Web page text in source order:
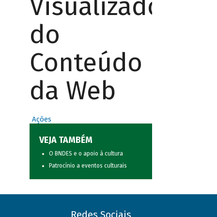
Visualizador
do
Conteúdo
da Web
Ações
VEJA TAMBÉM
O BNDES e o apoio à cultura
Patrocínio a eventos culturais
Redes Sociais